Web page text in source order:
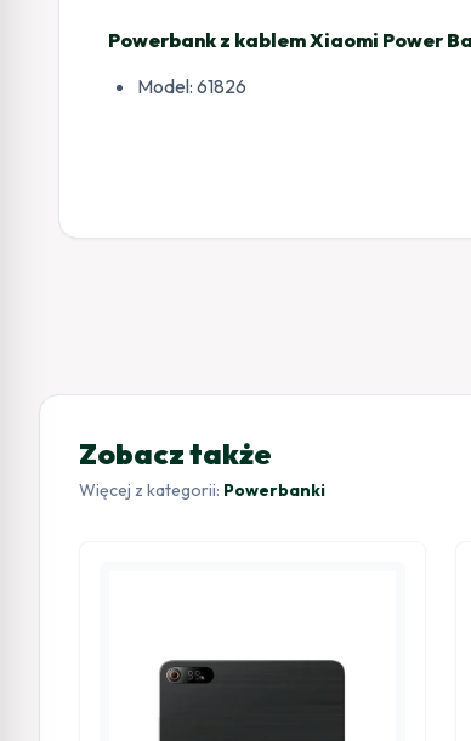
Powerbank z kablem Xiaomi Power
Model: 61826
Zobacz także
Więcej z kategorii: Powerbanki